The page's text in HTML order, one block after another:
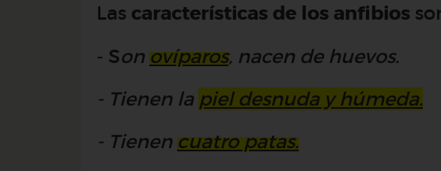
Las características de los anfibios
- Son ovíparos, nacen de huevos.
- Tienen la piel desnuda y húmeda.
- Tienen cuatro patas.